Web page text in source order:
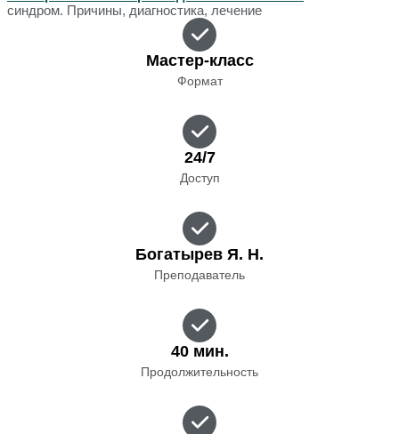
синдром. Причины, диагностика, лечение
Мастер-класс
Формат
24/7
Доступ
Богатырев Я. Н.
Преподаватель
40 мин.
Продолжительность